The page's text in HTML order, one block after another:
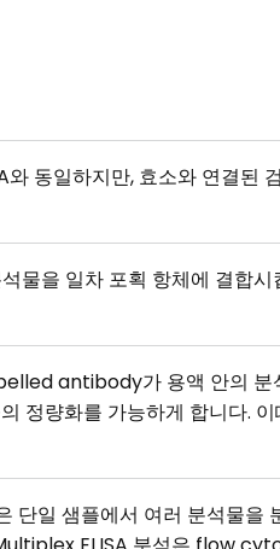
와 동일하지만, 효소와 연결
물을 일차 포획 항체에 결합
antibody가 용액 안의
정량화를 가능하게 합니다.
단일 샘플에서 여러 분석물